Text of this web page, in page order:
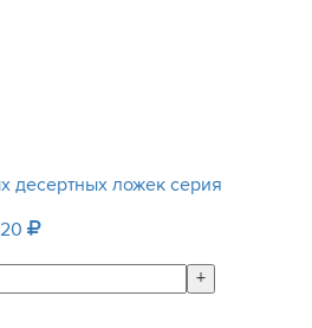
десертных ложек серия
+